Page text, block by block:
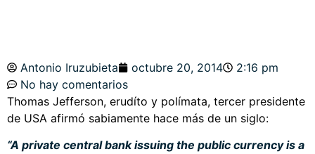
Antonio Iruzubieta octubre 20, 2014
2:16 pm
No hay comentarios
Thomas Jefferson, erudíto y polímata, tercer presidente
de USA afirmó sabiamente hace más de un siglo:
“A private central bank issuing the public currency is a